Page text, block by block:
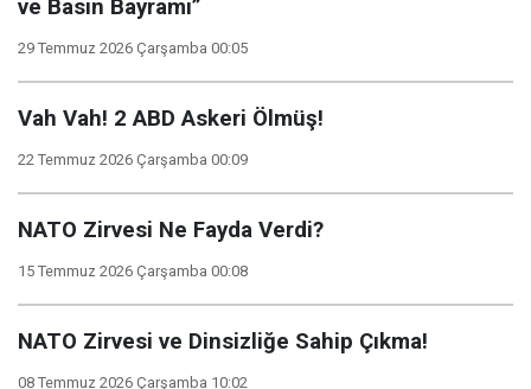
ve Basın Bayramı”
29 Temmuz 2026 Çarşamba 00:05
Vah Vah! 2 ABD Askeri Ölmüş!
22 Temmuz 2026 Çarşamba 00:09
NATO Zirvesi Ne Fayda Verdi?
15 Temmuz 2026 Çarşamba 00:08
NATO Zirvesi ve Dinsizliğe Sahip Çıkma!
08 Temmuz 2026 Çarşamba 10:02